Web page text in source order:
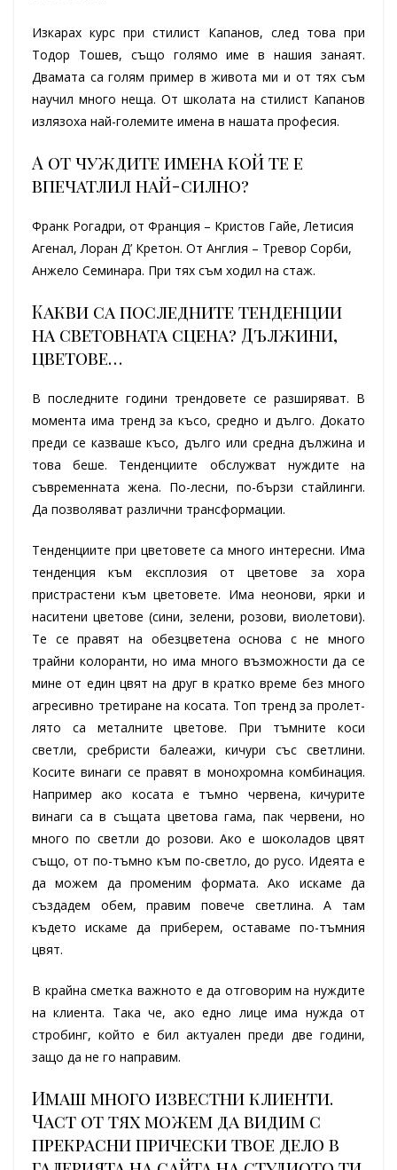
Изкарах курс при стилист Капанов, след това при
Тодор Тошев, също голямо име в нашия занаят.
Двамата са голям пример в живота ми и от тях съм
научил много неща. От школата на стилист Капанов
излязоха най-големите имена в нашата професия.
А от чуждите имена кой те е
впечатлил най-силно?
Франк Рогадри, от Франция – Кристов Гайе, Летисия
Агенал, Лоран Д’ Кретон. От Англия – Тревор Сорби,
Анжело Семинара. При тях съм ходил на стаж.
Какви са последните тенденции
на световната сцена? Дължини,
цветове…
В последните години трендовете се разширяват. В
момента има тренд за късо, средно и дълго. Докато
преди се казваше късо, дълго или средна дължина и
това беше. Тенденциите обслужват нуждите на
съвременната жена. По-лесни, по-бързи стайлинги.
Да позволяват различни трансформации.
Тенденциите при цветовете са много интересни. Има
тенденция към експлозия от цветове за хора
пристрастени към цветовете. Има неонови, ярки и
наситени цветове (сини, зелени, розови, виолетови).
Те се правят на обезцветена основа с не много
трайни колоранти, но има много възможности да се
мине от един цвят на друг в кратко време без много
агресивно третиране на косата. Топ тренд за пролет-
лято са металните цветове. При тъмните коси
светли, сребристи балеажи, кичури със светлини.
Косите винаги се правят в монохромна комбинация.
Например ако косата е тъмно червена, кичурите
винаги са в същата цветова гама, пак червени, но
много по светли до розови. Ако е шоколадов цвят
също, от по-тъмно към по-светло, до русо. Идеята е
да можем да променим формата. Ако искаме да
създадем обем, правим повече светлина. А там
където искаме да приберем, оставаме по-тъмния
цвят.
В крайна сметка важното е да отговорим на нуждите
на клиента. Така че, ако едно лице има нужда от
стробинг, който е бил актуален преди две години,
защо да не го направим.
Имаш много известни клиенти.
Част от тях можем да видим с
прекрасни прически твое дело в